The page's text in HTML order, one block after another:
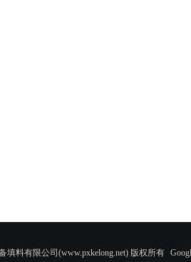
填料有限公司(www.pxkelong.net) 版权所有